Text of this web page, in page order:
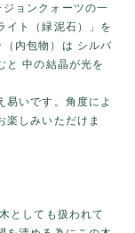
ョンクォーツの一
イト（緑泥石）」を
内包物）は シルバ
と 中の結晶が光を
易いです。角度によ
楽しみいただけま
としても扱われて